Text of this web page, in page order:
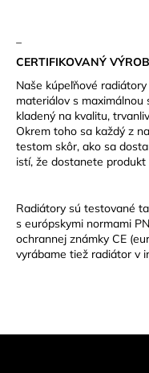
CERTIFIKOVANÝ
Naše kúpeľňové
materiálov s
kladený na kvalitu,
Okrem toho sa každý z
testom skôr, ako sa
istí, že dostanete produkt
Radiátory sú testované
s európskymi normami
ochrannej známky CE
vyrábame tiež radiátor v